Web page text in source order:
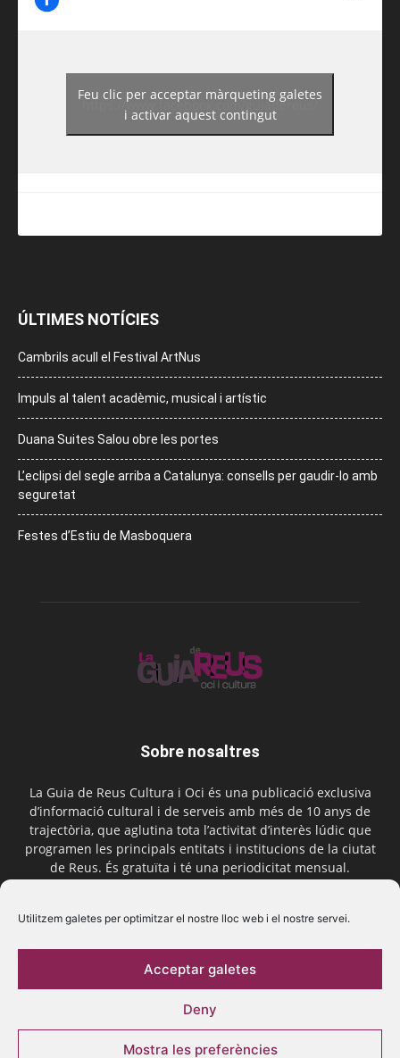
Utilitzem galetes per optimitzar el nostre lloc web i el nostre servei.
Acceptar galetes
Deny
Mostra les preferències
https://www.facebook.com/guiadereus/
Feu clic per acceptar màrqueting galetes
i activar aquest contingut
ÚLTIMES NOTÍCIES
Cambrils acull el Festival ArtNus
Impuls al talent acadèmic, musical i artístic
Duana Suites Salou obre les portes
L’eclipsi del segle arriba a Catalunya: consells per gaudir-lo amb
seguretat
Festes d’Estiu de Masboquera
Sobre nosaltres
La Guia de Reus Cultura i Oci és una publicació exclusiva
d’informació cultural i de serveis amb més de 10 anys de
trajectòria, que aglutina tota l’activitat d’interès lúdic que
programen les principals entitats i institucions de la ciutat
de Reus. És gratuïta i té una periodicitat mensual.
Segueix-nos